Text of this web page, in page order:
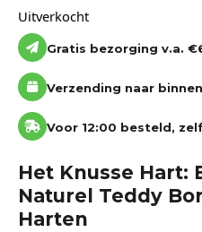
Uitverkocht
Gratis bezorging v.a.
Verzending naar
Voor 12:00 besteld,
Het Knusse Hart:
Naturel Teddy
Harten